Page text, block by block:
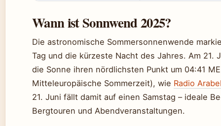
Wann ist Sonnwend 2025?
Die astronomische Sommersonnenwende
Tag und die kürzeste Nacht des Jahres. Am 21.
die Sonne ihren nördlichsten Punkt um 04:41
Mitteleuropäische Sommerzeit), wie Radio
21. Juni fällt damit auf einen Samstag – ideale
Bergtouren und Abendveranstaltungen.